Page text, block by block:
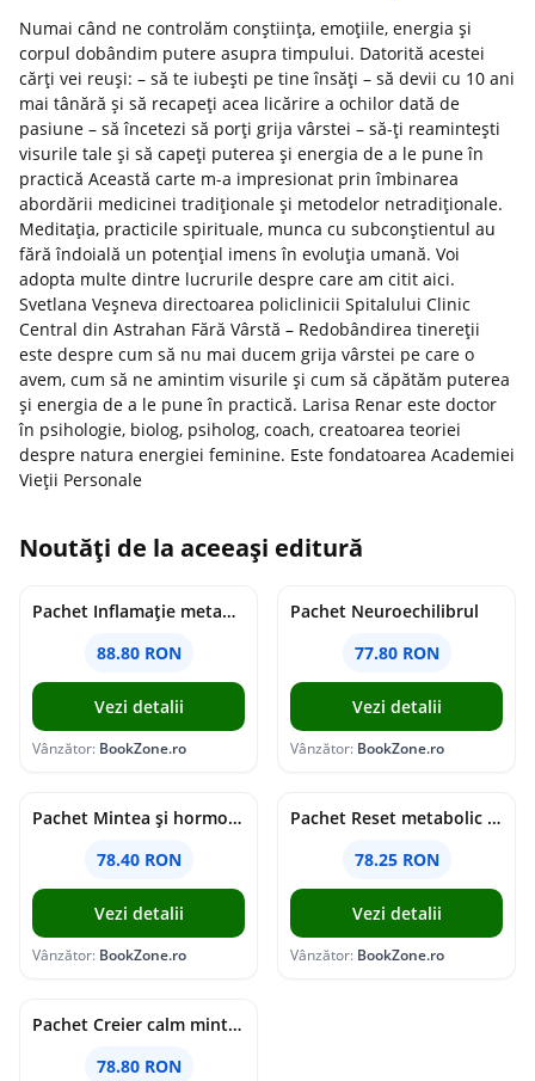
Numai când ne controlăm conștiința, emoțiile, energia și
corpul dobândim putere asupra timpului. Datorită acestei
cărți vei reuși: – să te iubești pe tine însăți – să devii cu 10 ani
mai tânără și să recapeți acea licărire a ochilor dată de
pasiune – să încetezi să porți grija vârstei – să-ți reamintești
visurile tale și să capeți puterea și energia de a le pune în
practică Această carte m-a impresionat prin îmbinarea
abordării medicinei tradiționale și metodelor netradiționale.
Meditația, practicile spirituale, munca cu subconștientul au
fără îndoială un potențial imens în evoluția umană. Voi
adopta multe dintre lucrurile despre care am citit aici.
Svetlana Veșneva directoarea policlinicii Spitalului Clinic
Central din Astrahan Fără Vârstă – Redobândirea tinereții
este despre cum să nu mai ducem grija vârstei pe care o
avem, cum să ne amintim visurile și cum să căpătăm puterea
și energia de a le pune în practică. Larisa Renar este doctor
în psihologie, biolog, psiholog, coach, creatoarea teoriei
despre natura energiei feminine. Este fondatoarea Academiei
Vieții Personale
Noutăți de la aceeași editură
Pachet Inflamație metabolism și creier
88.80 RON
Vezi detalii
Vânzător: BookZone.ro
Pachet Neuroechilibrul
77.80 RON
Vezi detalii
Vânzător: BookZone.ro
Pachet Mintea și hormonii tăi
78.40 RON
Vezi detalii
Vânzător: BookZone.ro
Pachet Reset metabolic complet
78.25 RON
Vezi detalii
Vânzător: BookZone.ro
Pachet Creier calm minte puternică
78.80 RON